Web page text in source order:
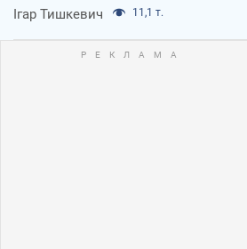
Ігар Тишкевич 11,1 т.